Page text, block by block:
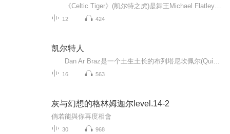
12 424
凯尔特人
16 563
灰与幻想的格林姆迦尔level.14-2
倘若能與你再度相會
30 968